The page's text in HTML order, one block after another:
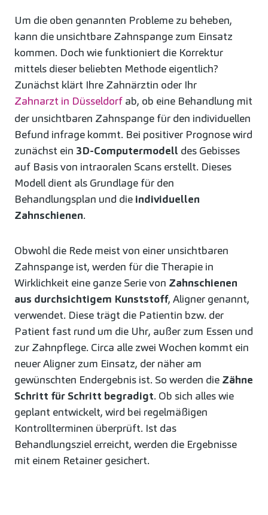
Um die oben genannten Probleme zu beheben,
kann die unsichtbare Zahnspange zum Einsatz
kommen. Doch wie funktioniert die Korrektur
mittels dieser beliebten Methode eigentlich?
Zunächst klärt Ihre Zahnärztin oder Ihr
Zahnarzt in Düsseldorf ab, ob eine Behandlung mit
der unsichtbaren Zahnspange für den individuellen
Befund infrage kommt. Bei positiver Prognose wird
zunächst ein 3D-Computermodell des Gebisses
auf Basis von intraoralen Scans erstellt. Dieses
Modell dient als Grundlage für den
Behandlungsplan und die individuellen
Zahnschienen.
Obwohl die Rede meist von einer unsichtbaren
Zahnspange ist, werden für die Therapie in
Wirklichkeit eine ganze Serie von Zahnschienen
aus durchsichtigem Kunststoff, Aligner genannt,
verwendet. Diese trägt die Patientin bzw. der
Patient fast rund um die Uhr, außer zum Essen und
zur Zahnpflege. Circa alle zwei Wochen kommt ein
neuer Aligner zum Einsatz, der näher am
gewünschten Endergebnis ist. So werden die Zähne
Schritt für Schritt begradigt. Ob sich alles wie
geplant entwickelt, wird bei regelmäßigen
Kontrollterminen überprüft. Ist das
Behandlungsziel erreicht, werden die Ergebnisse
mit einem Retainer gesichert.